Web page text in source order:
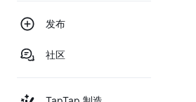
发布
社区